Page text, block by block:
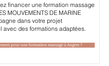
financer une formation massage
MOUVEMENTS DE MARINE
dans votre projet
avec des formations adaptées.
pour une formation massage à Angers ?